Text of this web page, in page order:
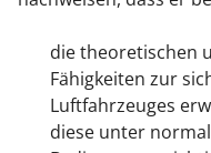
die theoretischen
Fähigkeiten zur
Luftfahrzeuges
diese unter